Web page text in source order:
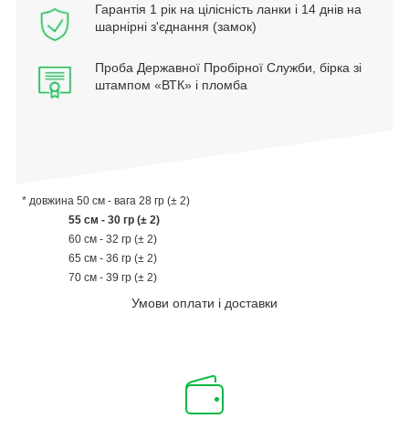
Гарантія 1 рік на цілісність ланки і 14 днів на
шарнірні з'єднання (замок)
Проба Державної Пробірної Служби, бірка зі
штампом «ВТК» і пломба
* довжина 50 см - вага 28 гр (± 2)
55 см - 30 гр (± 2)
60 см - 32 гр (± 2)
65 см - 36 гр (± 2)
70 см - 39 гр (± 2)
Умови оплати і доставки